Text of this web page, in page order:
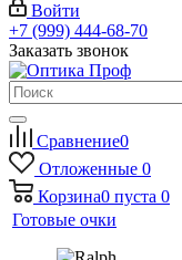
Войти
+7 (999) 444-68-70
Заказать звонок
Сравнение0
Отложенные 0
Корзина0 пуста 0
Готовые очки